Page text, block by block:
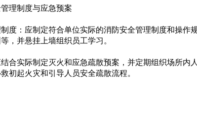
理制度与应急预案
度‌：应制定符合单位实际的消防安全管理制度和操作
，并悬挂上墙组织员工学习。
合实际制定灭火和应急疏散预案，并定期组织场所内
初起火灾和引导人员安全疏散流程。